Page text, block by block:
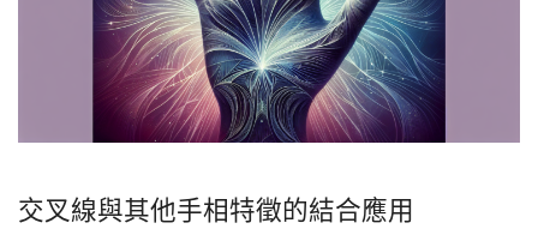
交叉線與其他手相特徵的結合應用